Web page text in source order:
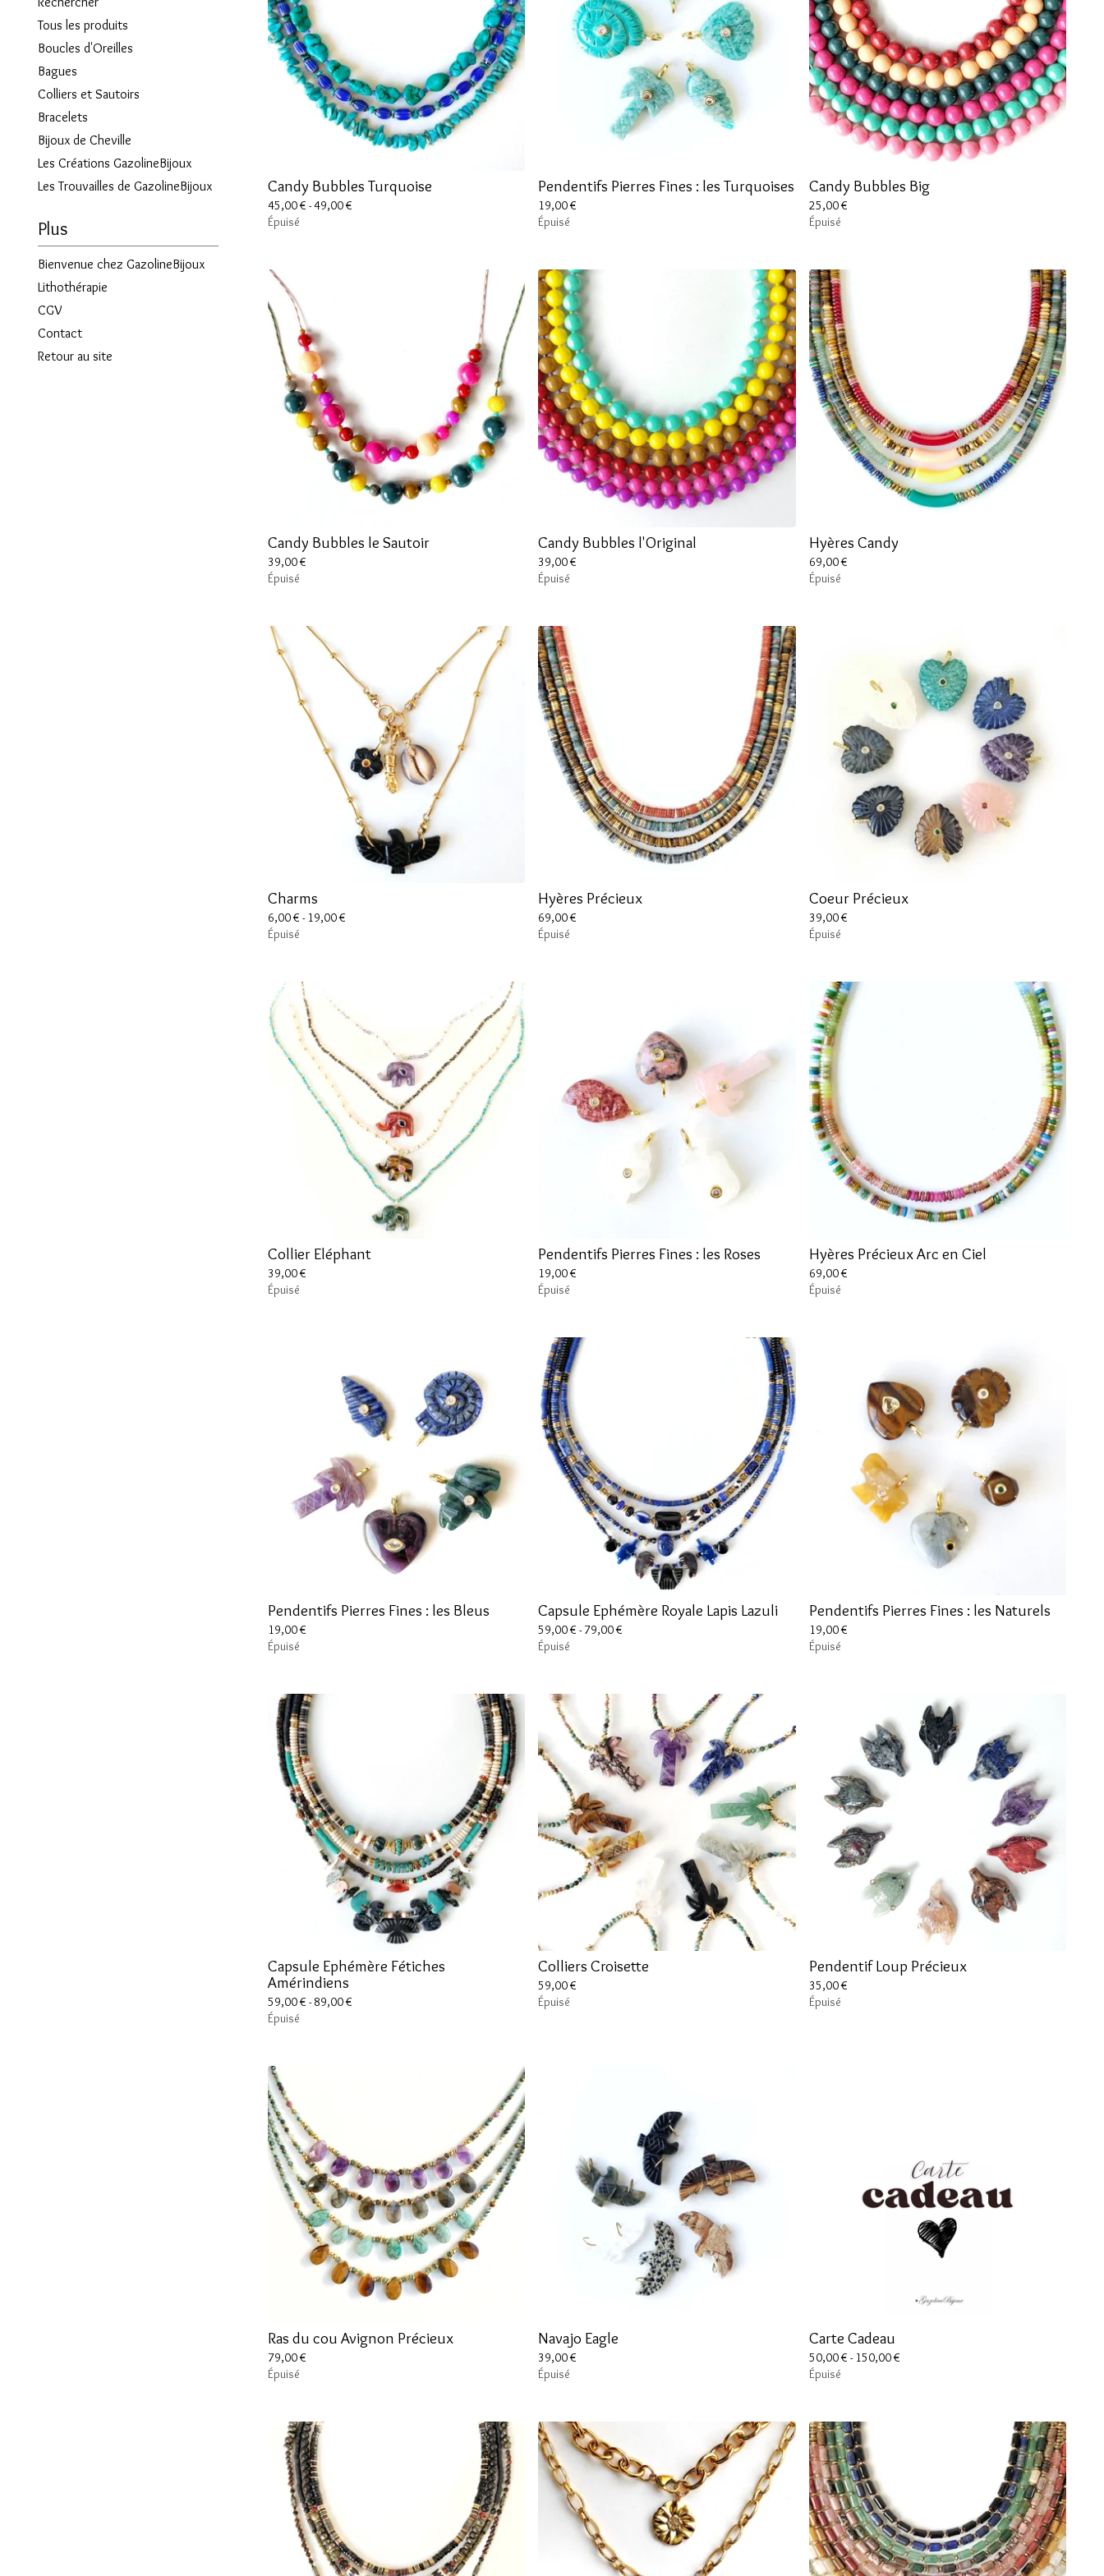
Tous les produits
Boucles d'Oreilles
Bagues
Colliers et Sautoirs
Bracelets
Bijoux de Cheville
Les Créations GazolineBijoux
Les Trouvailles de GazolineBijoux
Plus
Bienvenue chez GazolineBijoux
Lithothérapie
CGV
Contact
Retour au site
Candy Bubbles Turquoise
45,00€ - 49,00€
Épuisé
Pendentifs Pierres Fines : les Turquoises
19,00€
Épuisé
Candy Bubbles Big
25,00€
Épuisé
Candy Bubbles le Sautoir
39,00€
Épuisé
Candy Bubbles l'Original
39,00€
Épuisé
Hyères Candy
69,00€
Épuisé
Charms
6,00€ - 19,00€
Épuisé
Hyères Précieux
69,00€
Épuisé
Coeur Précieux
39,00€
Épuisé
Collier Eléphant
39,00€
Épuisé
Pendentifs Pierres Fines : les Roses
19,00€
Épuisé
Hyères Précieux Arc en Ciel
69,00€
Épuisé
Pendentifs Pierres Fines : les Bleus
19,00€
Épuisé
Capsule Ephémère Royale Lapis Lazuli
59,00€ - 79,00€
Épuisé
Pendentifs Pierres Fines : les Naturels
19,00€
Épuisé
Capsule Ephémère Fétiches
Amérindiens
59,00€ - 89,00€
Épuisé
Colliers Croisette
59,00€
Épuisé
Pendentif Loup Précieux
35,00€
Épuisé
Ras du cou Avignon Précieux
79,00€
Épuisé
Navajo Eagle
39,00€
Épuisé
Carte Cadeau
50,00€ - 150,00€
Épuisé